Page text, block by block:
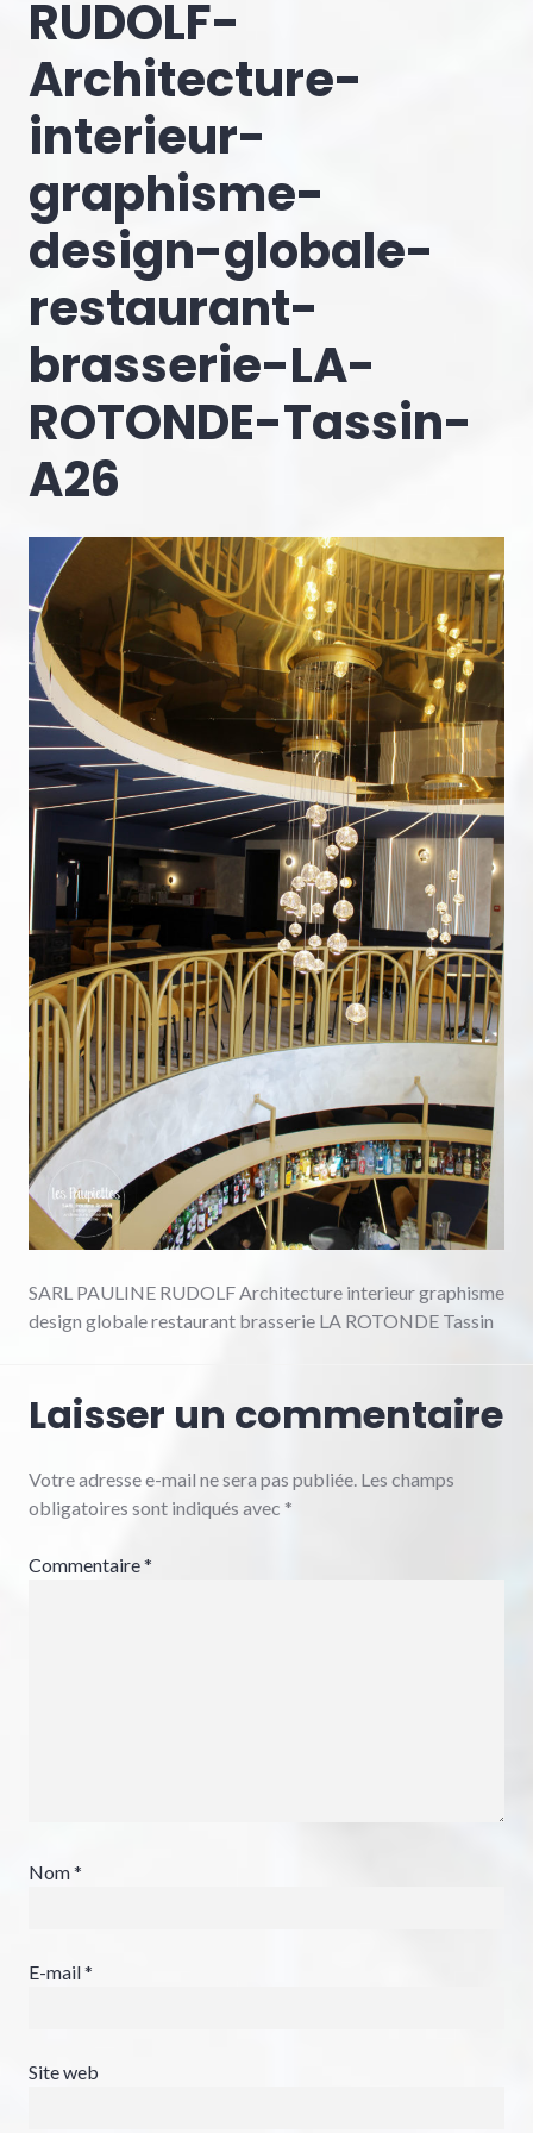
RUDOLF-
Architecture-
interieur-
graphisme-
design-globale-
restaurant-
brasserie-LA-
ROTONDE-Tassin-
A26
SARL PAULINE RUDOLF Architecture interieur graphisme
design globale restaurant brasserie LA ROTONDE Tassin
Laisser un commentaire
Votre adresse e-mail ne sera pas publiée. Les champs
obligatoires sont indiqués avec *
Commentaire*
Nom*
E-mail*
Site web